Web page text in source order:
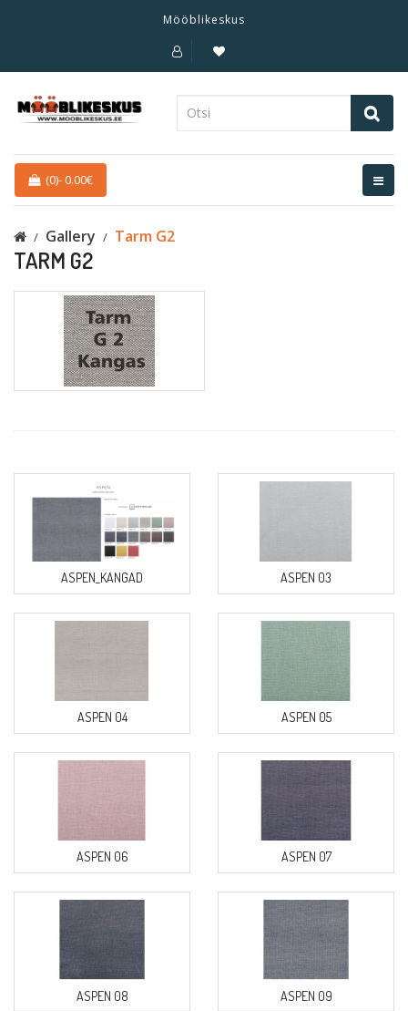
Mööblikeskus
(0)-0.00€
Gallery Tarm G2
TARM G2
ASPEN_KANGAD ASPEN 03
ASPEN 04 ASPEN 05
ASPEN 06 ASPEN 07
ASPEN 08 ASPEN 09